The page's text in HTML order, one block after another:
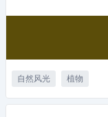
自然风光 植物